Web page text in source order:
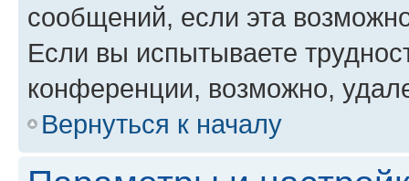
сообщений, если эта
Если вы испытываете
конференции, возможно,
Вернуться к началу